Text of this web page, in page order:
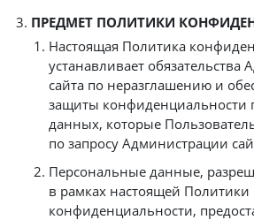
ПРЕДМЕТ ПОЛИТИКИ
Настоящая Политика
устанавливает обязательства
сайта по неразглашению и
защиты конфиденциальности
данных, которые
по запросу Администрации
Персональные данные,
в рамках настоящей Политики
конфиденциальности,